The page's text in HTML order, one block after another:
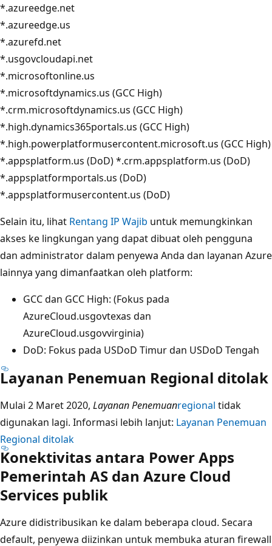
*.azureedge.net
*.azureedge.us
*.azurefd.net
*.usgovcloudapi.net
*.microsoftonline.us
*.microsoftdynamics.us (GCC High)
*.crm.microsoftdynamics.us (GCC High)
*.high.dynamics365portals.us (GCC High)
*.high.powerplatformusercontent.microsoft.us (GCC High)
*.appsplatform.us (DoD) *.crm.appsplatform.us (DoD)
*.appsplatformportals.us (DoD)
*.appsplatformusercontent.us (DoD)
Selain itu, lihat Rentang IP Wajib untuk memungkinkan
akses ke lingkungan yang dapat dibuat oleh pengguna
dan administrator dalam penyewa Anda dan layanan Azure
lainnya yang dimanfaatkan oleh platform:
GCC dan GCC High: (Fokus pada
AzureCloud.usgovtexas dan
AzureCloud.usgovvirginia)
DoD: Fokus pada USDoD Timur dan USDoD Tengah
Layanan Penemuan Regional ditolak
Mulai 2 Maret 2020, Layanan Penemuanregional tidak
digunakan lagi. Informasi lebih lanjut: Layanan Penemuan
Regional ditolak
Konektivitas antara Power Apps
Pemerintah AS dan Azure Cloud
Services publik
Azure didistribusikan ke dalam beberapa cloud. Secara
default, penyewa diizinkan untuk membuka aturan firewall